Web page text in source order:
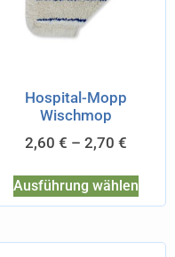
Hospital-Mopp
Wischmop
2,60 € – 2,70 €
Ausführung wählen